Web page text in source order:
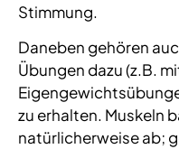
Stimmung.
Daneben gehören
Übungen dazu (z.B.
zu erhalten. Muskeln
natürlicherweise ab;